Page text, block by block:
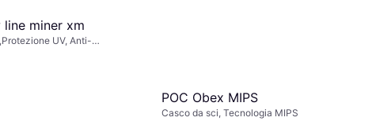
line miner xm
UV, Anti-
POC Obex MIPS
Casco da sci, Tecnologia MIPS